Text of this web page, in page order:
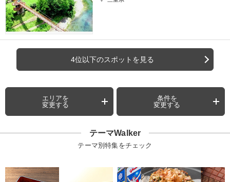
4位以下のスポットを見る
エリアを
変更する
条件を
変更する
テーマWalker
テーマ別特集をチェック